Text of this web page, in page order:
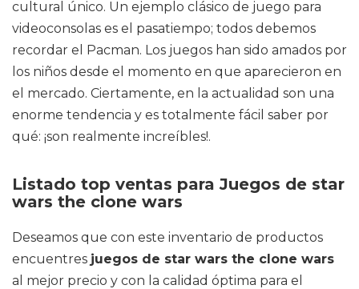
cultural único. Un ejemplo clásico de juego para
videoconsolas es el pasatiempo; todos debemos
recordar el Pacman. Los juegos han sido amados por
los niños desde el momento en que aparecieron en
el mercado. Ciertamente, en la actualidad son una
enorme tendencia y es totalmente fácil saber por
qué: ¡son realmente increíbles!.
Listado top ventas para Juegos de star
wars the clone wars
Deseamos que con este inventario de productos
encuentres juegos de star wars the clone wars
al mejor precio y con la calidad óptima para el